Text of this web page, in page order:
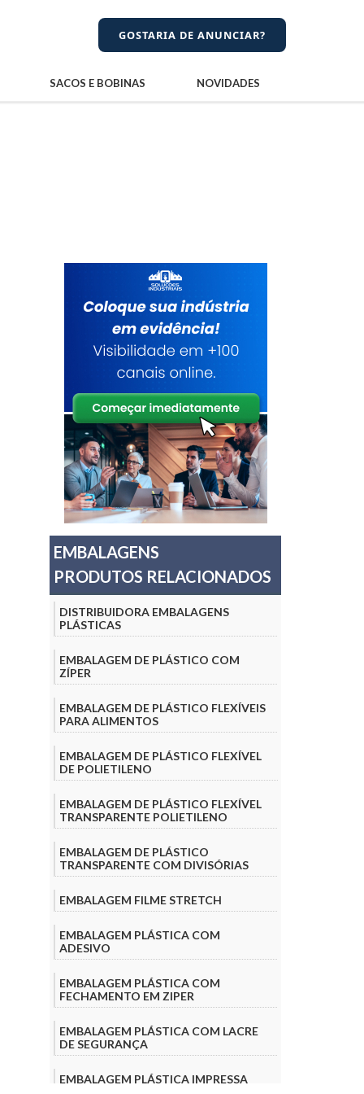
GOSTARIA DE ANUNCIAR?
SACOS E BOBINAS NOVIDADES
EMBALAGENS
PRODUTOS RELACIONADOS
DISTRIBUIDORA EMBALAGENS
PLÁSTICAS
EMBALAGEM DE PLÁSTICO COM
ZÍPER
EMBALAGEM DE PLÁSTICO FLEXÍVEIS
PARA ALIMENTOS
EMBALAGEM DE PLÁSTICO FLEXÍVEL
DE POLIETILENO
EMBALAGEM DE PLÁSTICO FLEXÍVEL
TRANSPARENTE POLIETILENO
EMBALAGEM DE PLÁSTICO
TRANSPARENTE COM DIVISÓRIAS
EMBALAGEM FILME STRETCH
EMBALAGEM PLÁSTICA COM
ADESIVO
EMBALAGEM PLÁSTICA COM
FECHAMENTO EM ZIPER
EMBALAGEM PLÁSTICA COM LACRE
DE SEGURANÇA
EMBALAGEM PLÁSTICA IMPRESSA